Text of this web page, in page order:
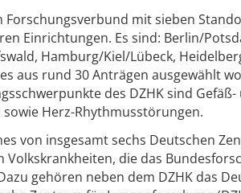
Forschungsverbund mit sieben
Einrichtungen. Es sind: Berlin/
Hamburg/Kiel/Lübeck,
aus rund 30 Anträgen ausgewählt
des DZHK sind
Herz-Rhythmusstörungen.
von insgesamt sechs Deutschen
Volkskrankheiten, die das
gehören neben dem DZHK das